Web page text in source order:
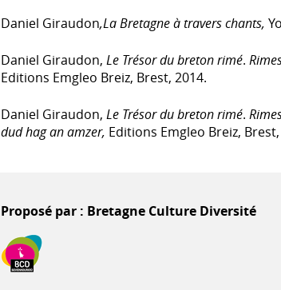
Daniel Giraudon,La Bretagne à travers chants,
Daniel Giraudon,Le Trésor du breton rimé.
Editions Emgleo Breiz, Brest, 2014.
Daniel Giraudon,Le Trésor du breton rimé.
dud hag an amzer, Editions Emgleo Breiz,
Proposé par : Bretagne Culture Diversité